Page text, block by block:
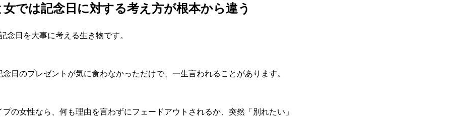
女では記念日に対する考え方が根本から違う
念日を大事に考える生き物です。
日のプレゼントが気に食わなかっただけで、一生言われることがあります。
の女性なら、何も理由を言わずにフェードアウトされるか、突然「別れたい」